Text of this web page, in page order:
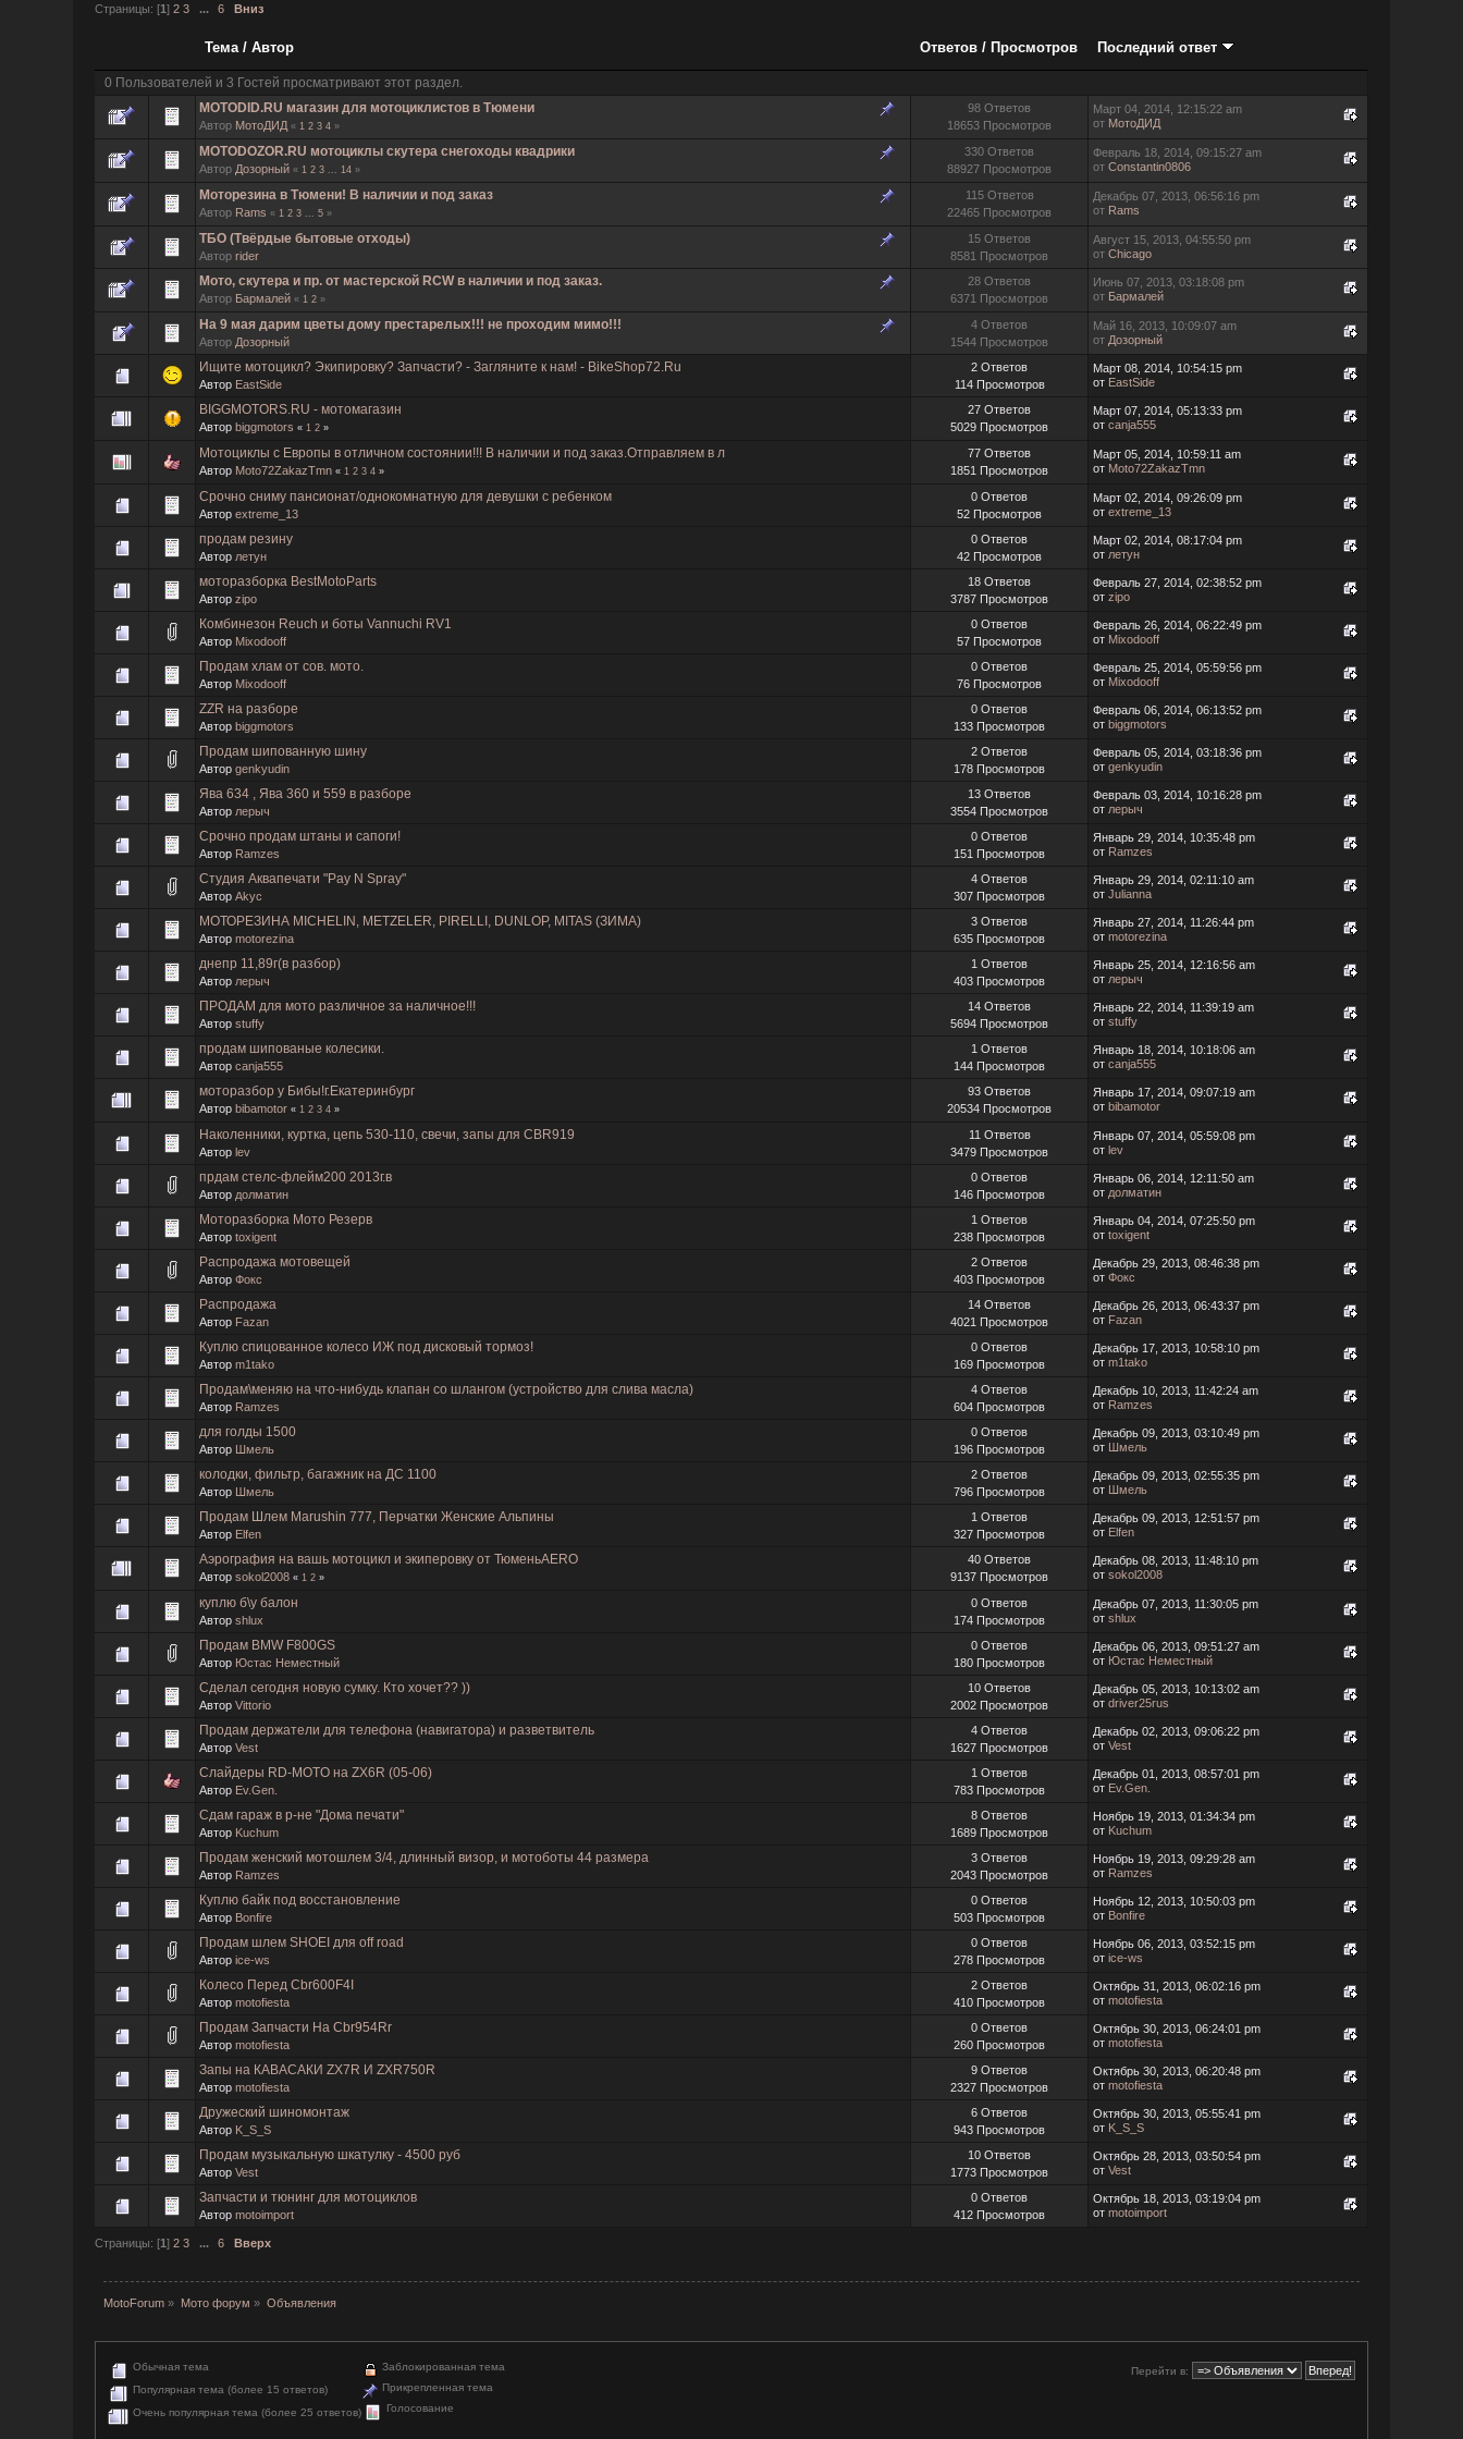
Страницы: [1]2 3 ... 6 Вниз
Тема /Автор Ответов /Просмотров Последний ответ
0 Пользователей и 3 Гостей просматривают этот раздел.
MOTODID.RU магазин для мотоциклистов в Тюмени
Автор МотоДИД « 1 2 3 4 »
98 Ответов
18653 Просмотров
Март 04, 2014, 12:15:22 am
от МотоДИД
MOTODOZOR.RU мотоциклы скутера снегоходы квадрики
Автор Дозорный « 1 2 3 14 »
330 Ответов
88927 Просмотров
Февраль 18, 2014, 09:15:27 am
отConstantin0806
Моторезина в Тюмени! В наличии и под заказ
Автор Rams « 1 2 3 5 »
115 Ответов
22465 Просмотров
Декабрь 07, 2013, 06:56:16 pm
от Rams
ТБО (Твёрдые бытовые отходы)
Авторrider
15 Ответов
8581 Просмотров
Август 15, 2013, 04:55:50 pm
отChicago
Мото, скутера и пр. от мастерской RCW в наличии и под заказ.
Автор Бармалей « 1 2 »
28 Ответов
6371 Просмотров
Июнь 07, 2013, 03:18:08 pm
от Бармалей
На 9 мая дарим цветы дому престарелых!!! не проходим мимо!!!
Автор Дозорный
4 Ответов
1544 Просмотров
Май 16, 2013, 10:09:07 am
от Дозорный
Ищите мотоцикл? Экипировку? Запчасти? - Загляните к нам! - BikeShop72.Ru
Автор EastSide
2 Ответов
114 Просмотров
Март 08, 2014, 10:54:15 pm
от EastSide
BIGGMOTORS.RU - мотомагазин
Авторbiggmotors « 1 2 »
27 Ответов
5029 Просмотров
Март 07, 2014, 05:13:33 pm
отcanja555
Мотоциклы с Европы в отличном состоянии!!! В наличии и под заказ.Отправляем в л
Автор Moto72ZakazTmn « 1 2 3 4 »
77 Ответов
1851 Просмотров
Март 05, 2014, 10:59:11 am
от Moto72ZakazTmn
Срочно сниму пансионат/однокомнатную для девушки с ребенком
Авторextreme_13
0 Ответов
52 Просмотров
Март 02, 2014, 09:26:09 pm
отextreme_13
продам резину
Автор летун
0 Ответов
42 Просмотров
Март 02, 2014, 08:17:04 pm
от летун
моторазборка BestMotoParts
Авторzipo
18 Ответов
3787 Просмотров
Февраль 27, 2014, 02:38:52 pm
отzipo
Комбинезон Reuch и боты Vannuchi RV1
Автор Mixodooff
0 Ответов
57 Просмотров
Февраль 26, 2014, 06:22:49 pm
от Mixodooff
Продам хлам от сов. мото.
Автор Mixodooff
0 Ответов
76 Просмотров
Февраль 25, 2014, 05:59:56 pm
от Mixodooff
ZZR на разборе
Авторbiggmotors
0 Ответов
133 Просмотров
Февраль 06, 2014, 06:13:52 pm
отbiggmotors
Продам шипованную шину
Авторgenkyudin
2 Ответов
178 Просмотров
Февраль 05, 2014, 03:18:36 pm
отgenkyudin
Ява 634 , Ява 360 и 559 в разборе
Автор лерыч
13 Ответов
3554 Просмотров
Февраль 03, 2014, 10:16:28 pm
от лерыч
Срочно продам штаны и сапоги!
Автор Ramzes
0 Ответов
151 Просмотров
Январь 29, 2014, 10:35:48 pm
от Ramzes
Студия Аквапечати "Pay N Spray"
АвторAkyc
4 Ответов
307 Просмотров
Январь 29, 2014, 02:11:10 am
отJulianna
МОТОРЕЗИНА MICHELIN, METZELER, PIRELLI, DUNLOP, MITAS (ЗИМА)
Авторmotorezina
3 Ответов
635 Просмотров
Январь 27, 2014, 11:26:44 pm
отmotorezina
днепр 11,89г(в разбор)
Автор лерыч
1 Ответов
403 Просмотров
Январь 25, 2014, 12:16:56 am
от лерыч
ПРОДАМ для мото различное за наличное!!!
Авторstuffy
14 Ответов
5694 Просмотров
Январь 22, 2014, 11:39:19 am
отstuffy
продам шипованые колесики.
Авторcanja555
1 Ответов
144 Просмотров
Январь 18, 2014, 10:18:06 am
отcanja555
моторазбор у Бибы!г.Екатеринбург
Авторbibamotor « 1 2 3 4 »
93 Ответов
20534 Просмотров
Январь 17, 2014, 09:07:19 am
отbibamotor
Наколенники, куртка, цепь 530-110, свечи, запы для CBR919
Авторlev
11 Ответов
3479 Просмотров
Январь 07, 2014, 05:59:08 pm
отlev
прдам стелс-флейм200 2013г.в
Автор долматин
0 Ответов
146 Просмотров
Январь 06, 2014, 12:11:50 am
от долматин
Моторазборка Мото Резерв
Авторtoxigent
1 Ответов
238 Просмотров
Январь 04, 2014, 07:25:50 pm
отtoxigent
Распродажа мотовещей
АвторФокс
2 Ответов
403 Просмотров
Декабрь 29, 2013, 08:46:38 pm
отФокс
Распродажа
Автор Fazan
14 Ответов
4021 Просмотров
Декабрь 26, 2013, 06:43:37 pm
от Fazan
Куплю спицованное колесо ИЖ под дисковый тормоз!
Авторm1tako
0 Ответов
169 Просмотров
Декабрь 17, 2013, 10:58:10 pm
отm1tako
Продам\меняю на что-нибудь клапан со шлангом (устройство для слива масла)
Автор Ramzes
4 Ответов
604 Просмотров
Декабрь 10, 2013, 11:42:24 am
от Ramzes
для голды 1500
Автор Шмель
0 Ответов
196 Просмотров
Декабрь 09, 2013, 03:10:49 pm
от Шмель
колодки, фильтр, багажник на ДС 1100
Автор Шмель
2 Ответов
796 Просмотров
Декабрь 09, 2013, 02:55:35 pm
от Шмель
Продам Шлем Marushin 777, Перчатки Женские Альпины
Автор Elfen
1 Ответов
327 Просмотров
Декабрь 09, 2013, 12:51:57 pm
от Elfen
Аэрография на вашь мотоцикл и экиперовку от ТюменьAERO
Авторsokol2008 « 1 2 »
40 Ответов
9137 Просмотров
Декабрь 08, 2013, 11:48:10 pm
отsokol2008
куплю б\у балон
Авторshlux
0 Ответов
174 Просмотров
Декабрь 07, 2013, 11:30:05 pm
отshlux
Продам BMW F800GS
Автор Юстас Неместный
0 Ответов
180 Просмотров
Декабрь 06, 2013, 09:51:27 am
от Юстас Неместный
Сделал сегодня новую сумку. Кто хочет?? ))
АвторVittorio
10 Ответов
2002 Просмотров
Декабрь 05, 2013, 10:13:02 am
отdriver25rus
Продам держатели для телефона (навигатора) и разветвитель
АвторVest
4 Ответов
1627 Просмотров
Декабрь 02, 2013, 09:06:22 pm
отVest
Слайдеры RD-MOTO на ZX6R (05-06)
Автор Ev.Gen.
1 Ответов
783 Просмотров
Декабрь 01, 2013, 08:57:01 pm
от Ev.Gen.
Сдам гараж в р-не "Дома печати"
Автор Kuchum
8 Ответов
1689 Просмотров
Ноябрь 19, 2013, 01:34:34 pm
от Kuchum
Продам женский мотошлем 3/4, длинный визор, и мотоботы 44 размера
Автор Ramzes
3 Ответов
2043 Просмотров
Ноябрь 19, 2013, 09:29:28 am
от Ramzes
Куплю байк под восстановление
Автор Bonfire
0 Ответов
503 Просмотров
Ноябрь 12, 2013, 10:50:03 pm
от Bonfire
Продам шлем SHOEI для off road
Авторice-ws
0 Ответов
278 Просмотров
Ноябрь 06, 2013, 03:52:15 pm
отice-ws
Колесо Перед Cbr600F4I
Авторmotofiesta
2 Ответов
410 Просмотров
Октябрь 31, 2013, 06:02:16 pm
отmotofiesta
Продам Запчасти На Cbr954Rr
Авторmotofiesta
0 Ответов
260 Просмотров
Октябрь 30, 2013, 06:24:01 pm
отmotofiesta
Запы на КАВАСАКИ ZX7R И ZXR750R
Авторmotofiesta
9 Ответов
2327 Просмотров
Октябрь 30, 2013, 06:20:48 pm
отmotofiesta
Дружеский шиномонтаж
Автор K_S_S
6 Ответов
943 Просмотров
Октябрь 30, 2013, 05:55:41 pm
от K_S_S
Продам музыкальную шкатулку - 4500 руб
АвторVest
10 Ответов
1773 Просмотров
Октябрь 28, 2013, 03:50:54 pm
отVest
Запчасти и тюнинг для мотоциклов
Авторmotoimport
0 Ответов
412 Просмотров
Октябрь 18, 2013, 03:19:04 pm
отmotoimport
Страницы: [1]2 3 ... 6 Вверх
MotoForum» Мото форум » Объявления
Перейти в:
Обычная тема
Популярная тема (более 15 ответов)
Очень популярная тема (более 25 ответов)
Заблокированная тема
Прикрепленная тема
Голосование